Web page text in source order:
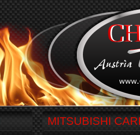
MITSUBISHI